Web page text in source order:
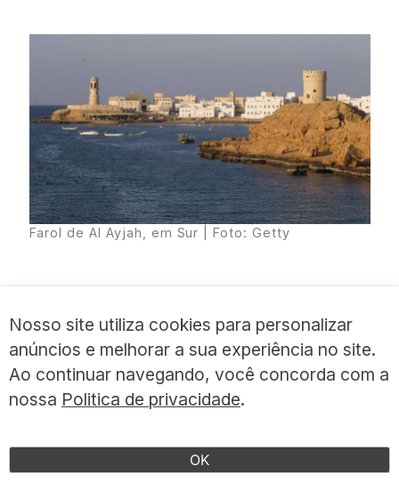
Farol de Al Ayjah, em Sur | Foto: Getty
luxo e voltados para o turista mais
regional. Isso se reflete no passeio pelas
praias. A experiência mais incrível é a
Jinz Turtle Reserve, em que turistas
Nosso site utiliza cookies para personalizar
anúncios e melhorar a sua experiência no site.
Ao continuar navegando, você concorda com a
nossa Politica de privacidade.
OK